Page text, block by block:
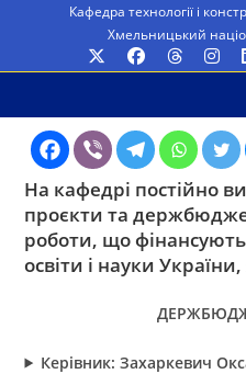
вмісту
Кафедра технології і
Хмельницький
На кафедрі постійно
проєкти та
роботи, що
освіти і науки
Керівник: Захаркевич